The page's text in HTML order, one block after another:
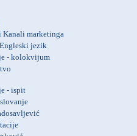
Kanali marketinga
jezik
- kolokvijum
- ispit